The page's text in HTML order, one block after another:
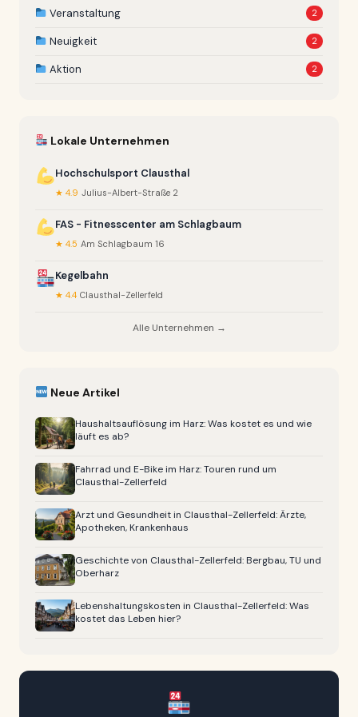
Veranstaltung 2
Neuigkeit 2
Aktion 2
Lokale Unternehmen
Hochschulsport Clausthal
★ 4.9 Julius-Albert-Straße 2
FAS - Fitnesscenter am Schlagbaum
★ 4.5 Am Schlagbaum 16
Kegelbahn
★ 4.4 Clausthal-Zellerfeld
Alle Unternehmen →
Neue Artikel
Haushaltsauflösung im Harz: Was kostet es und wie
läuft es ab?
Fahrrad und E-Bike im Harz: Touren rund um
Clausthal-Zellerfeld
Arzt und Gesundheit in Clausthal-Zellerfeld: Ärzte,
Apotheken, Krankenhaus
Geschichte von Clausthal-Zellerfeld: Bergbau, TU und
Oberharz
Lebenshaltungskosten in Clausthal-Zellerfeld: Was
kostet das Leben hier?